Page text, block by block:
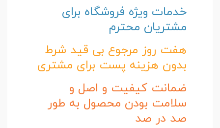
خدمات ویژه فروشگاه برای
مشتریان محترم
هفت روز مرجوع بی قید شرط
بدون هزینه پست برای مشتری
ضمانت کیفیت و اصل و
سلامت بودن محصول به طور
صد در صد